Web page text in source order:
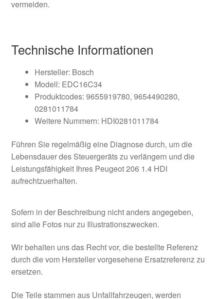
vermeiden.
Technische Informationen
Hersteller: Bosch
Modell: EDC16C34
Produktcodes: 9655919780, 9654490280,
0281011784
Weitere Nummern: HDI0281011784
Führen Sie regelmäßig eine Diagnose durch, um die
Lebensdauer des Steuergeräts zu verlängern und die
Leistungsfähigkeit Ihres Peugeot 206 1.4 HDI
aufrechtzuerhalten.
Sofern in der Beschreibung nicht anders angegeben,
sind alle Fotos nur zu Illustrationszwecken.
Wir behalten uns das Recht vor, die bestellte Referenz
durch die vom Hersteller vorgesehene Ersatzreferenz zu
ersetzen.
Die Teile stammen aus Unfallfahrzeugen, werden